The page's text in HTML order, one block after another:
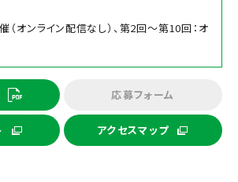
（オンライン配信なし）、第2回～第10回：オ
応募フォーム
アクセスマップ